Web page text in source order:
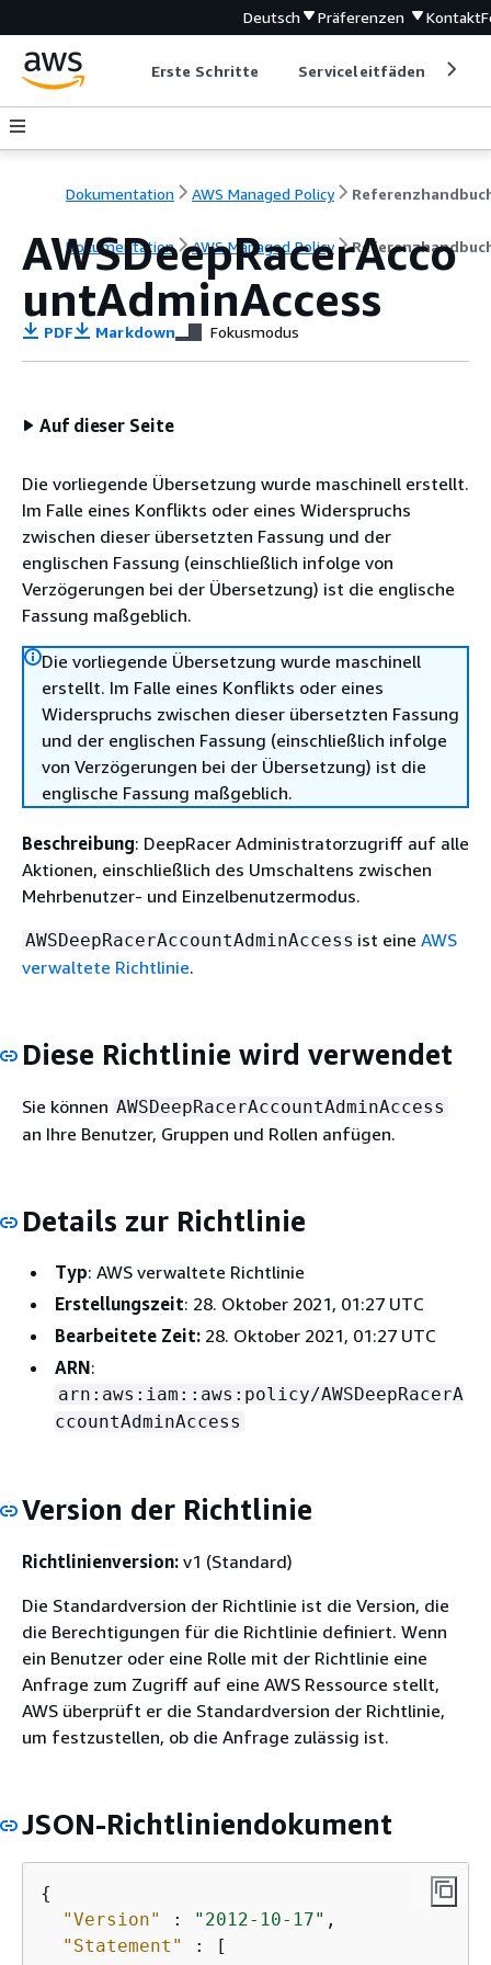
Deutsch Präferenzen Kontakt
Erste Schritte Serviceleitfäden
Dokumentation AWS Managed Policy
Dokumentation AWS Managed Policy
AWSDeepRacerAcco
untAdminAccess
PDF Markdown Fokusmodus
Auf dieser Seite
Die vorliegende Übersetzung wurde maschinell erstellt.
Im Falle eines Konflikts oder eines Widerspruchs
zwischen dieser übersetzten Fassung und der
englischen Fassung (einschließlich infolge von
Verzögerungen bei der Übersetzung) ist die englische
Fassung maßgeblich.
Die vorliegende Übersetzung wurde maschinell
erstellt. Im Falle eines Konflikts oder eines
Widerspruchs zwischen dieser übersetzten Fassung
und der englischen Fassung (einschließlich infolge
von Verzögerungen bei der Übersetzung) ist die
englische Fassung maßgeblich.
Beschreibung: DeepRacer Administratorzugriff auf alle
Aktionen, einschließlich des Umschaltens zwischen
Mehrbenutzer- und Einzelbenutzermodus.
AWSDeepRacerAccountAdminAccess ist eine AWS
verwaltete Richtlinie.
Diese Richtlinie wird verwendet
Sie können AWSDeepRacerAccountAdminAccess
an Ihre Benutzer, Gruppen und Rollen anfügen.
Details zur Richtlinie
Typ: AWS verwaltete Richtlinie
Erstellungszeit: 28. Oktober 2021, 01:27 UTC
Bearbeitete Zeit: 28. Oktober 2021, 01:27 UTC
ARN:
arn:aws:iam::aws:policy/AWSDeepRacerA
ccountAdminAccess
Version der Richtlinie
Richtlinienversion: v1 (Standard)
Die Standardversion der Richtlinie ist die Version, die
die Berechtigungen für die Richtlinie definiert. Wenn
ein Benutzer oder eine Rolle mit der Richtlinie eine
Anfrage zum Zugriff auf eine AWS Ressource stellt,
AWS überprüft er die Standardversion der Richtlinie,
um festzustellen, ob die Anfrage zulässig ist.
JSON-Richtliniendokument
{
"Version"
: "2012-10-17" ,
"Statement"
: [